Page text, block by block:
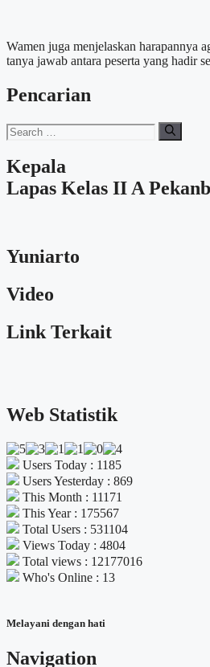
Wamen juga menjelaskan harapannya
tanya jawab antara peserta yang hadir
Pencarian
Search
for:
Kepala
Lapas Kelas II A
Yuniarto
Video
Link Terkait
Web Statistik
Users Today : 1185
Users Yesterday : 869
This Month : 11171
This Year : 175567
Total Users : 531104
Views Today : 4804
Total views : 12177016
Who's Online : 13
Melayani dengan hati
Navigation